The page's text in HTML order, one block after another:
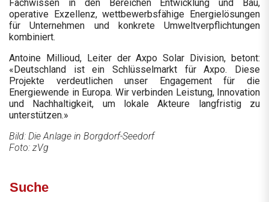
Fachwissen in den Bereichen Entwicklung und Bau,
operative Exzellenz, wettbewerbsfähige Energielösungen
für Unternehmen und konkrete Umweltverpflichtungen
kombiniert.
Antoine Millioud, Leiter der Axpo Solar Division, betont:
«Deutschland ist ein Schlüsselmarkt für Axpo. Diese
Projekte verdeutlichen unser Engagement für die
Energiewende in Europa. Wir verbinden Leistung, Innovation
und Nachhaltigkeit, um lokale Akteure langfristig zu
unterstützen.»
Bild: Die Anlage in Borgdorf-Seedorf
Foto: zVg
Suche